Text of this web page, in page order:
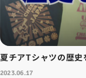
夏チアTシャツの歴
2023.06.17